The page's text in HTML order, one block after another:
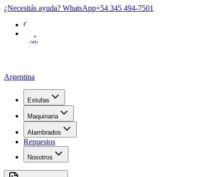
¿Necesitás ayuda? WhatsApp+54 345 494-7501
Garantía
FAQ
Contacto
Argentina
Estufas
Maquinaria
Alambrados
Repuestos
Nosotros